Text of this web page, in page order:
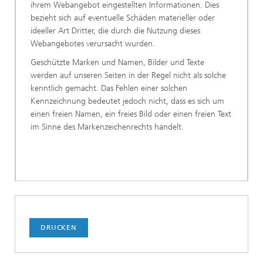
ihrem Webangebot eingestellten Informationen. Dies
bezieht sich auf eventuelle Schäden materieller oder
ideeller Art Dritter, die durch die Nutzung dieses
Webangebotes verursacht wurden.
Geschützte Marken und Namen, Bilder und Texte
werden auf unseren Seiten in der Regel nicht als solche
kenntlich gemacht. Das Fehlen einer solchen
Kennzeichnung bedeutet jedoch nicht, dass es sich um
einen freien Namen, ein freies Bild oder einen freien Text
im Sinne des Markenzeichenrechts handelt.
DRUCKEN